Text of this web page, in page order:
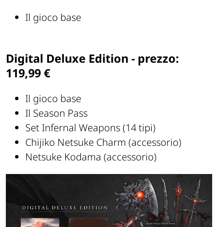
Il gioco base
Digital Deluxe Edition - prezzo:
119,99 €
Il gioco base
Il Season Pass
Set Infernal Weapons (14 tipi)
Chijiko Netsuke Charm (accessorio)
Netsuke Kodama (accessorio)